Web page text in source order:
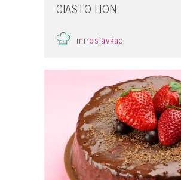
CIASTO LION
miroslavkac